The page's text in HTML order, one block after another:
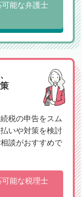
能な弁護士
税の申告をスム
いや対策を検討
談がおすすめで
能な税理士